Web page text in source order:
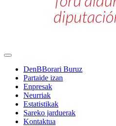
Main
Navigation
DenBBorari Buruz
Partaide izan
Enpresak
Neurriak
Estatistikak
Sareko jarduerak
Kontaktua